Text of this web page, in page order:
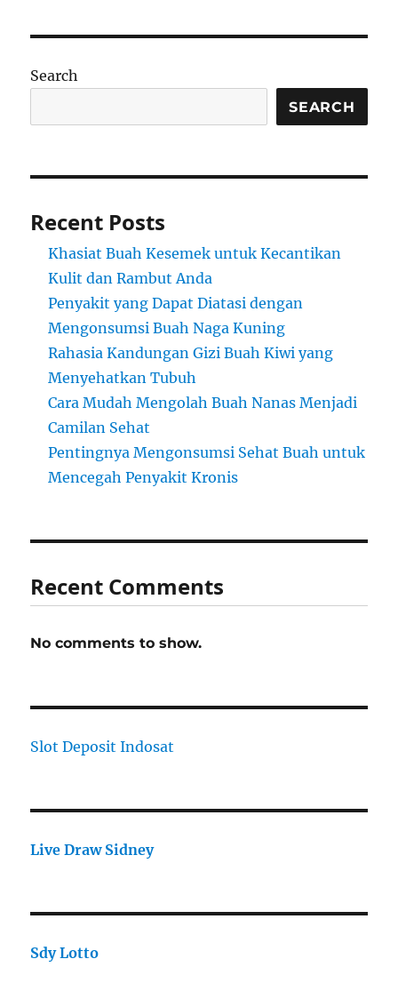
Search
SEARCH
Recent Posts
Khasiat Buah Kesemek untuk Kecantikan
Kulit dan Rambut Anda
Penyakit yang Dapat Diatasi dengan
Mengonsumsi Buah Naga Kuning
Rahasia Kandungan Gizi Buah Kiwi yang
Menyehatkan Tubuh
Cara Mudah Mengolah Buah Nanas Menjadi
Camilan Sehat
Pentingnya Mengonsumsi Sehat Buah untuk
Mencegah Penyakit Kronis
Recent Comments
No comments to show.
Slot Deposit Indosat
Live Draw Sidney
Sdy Lotto